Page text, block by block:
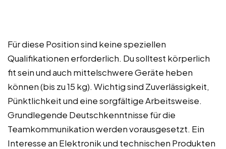
Für diese Position sind keine speziellen
Qualifikationen erforderlich. Du solltest körperlich
fit sein und auch mittelschwere Geräte heben
können (bis zu 15 kg). Wichtig sind Zuverlässigkeit,
Pünktlichkeit und eine sorgfältige Arbeitsweise.
Grundlegende Deutschkenntnisse für die
Teamkommunikation werden vorausgesetzt. Ein
Interesse an Elektronik und technischen Produkten